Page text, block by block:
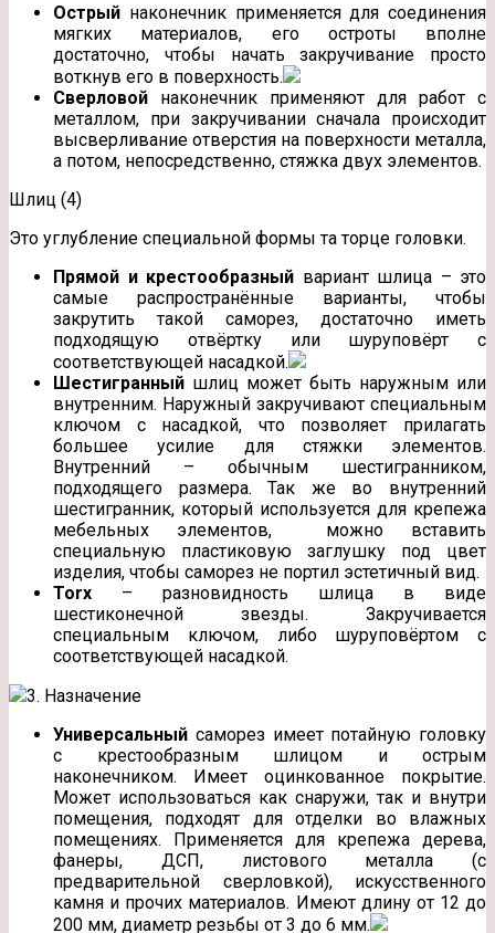
Острый наконечник применяется для соединения
мягких материалов, его остроты вполне
достаточно, чтобы начать закручивание просто
воткнув его в поверхность.
Сверловой наконечник применяют для работ с
металлом, при закручивании сначала происходит
высверливание отверстия на поверхности металла,
а потом, непосредственно, стяжка двух элементов.
Шлиц (4)
Это углубление специальной формы та торце головки.
Прямой и крестообразный вариант шлица – это
самые распространённые варианты, чтобы
закрутить такой саморез, достаточно иметь
подходящую отвёртку или шуруповёрт с
соответствующей насадкой.
Шестигранный шлиц может быть наружным или
внутренним. Наружный закручивают специальным
ключом с насадкой, что позволяет прилагать
большее усилие для стяжки элементов.
Внутренний – обычным шестигранником,
подходящего размера. Так же во внутренний
шестигранник, который используется для крепежа
мебельных элементов, можно вставить
специальную пластиковую заглушку под цвет
изделия, чтобы саморез не портил эстетичный вид.
Torx – разновидность шлица в виде
шестиконечной звезды. Закручивается
специальным ключом, либо шуруповёртом с
соответствующей насадкой.
3. Назначение
Универсальный саморез имеет потайную головку
с крестообразным шлицом и острым
наконечником. Имеет оцинкованное покрытие.
Может использоваться как снаружи, так и внутри
помещения, подходят для отделки во влажных
помещениях. Применяется для крепежа дерева,
фанеры, ДСП, листового металла (с
предварительной сверловкой), искусственного
камня и прочих материалов. Имеют длину от 12 до
200 мм, диаметр резьбы от 3 до 6 мм.